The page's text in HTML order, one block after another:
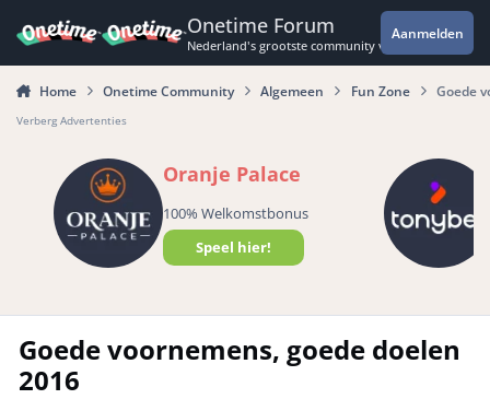
Onetime Forum
Nederland's grootste community voor de
Aanmelden
Home Onetime Community Algemeen Fun Zone Goede
Verberg Advertenties
Oranje Palace
100% Welkomstbonus
Speel hier!
Goede voornemens, goede doelen
2016